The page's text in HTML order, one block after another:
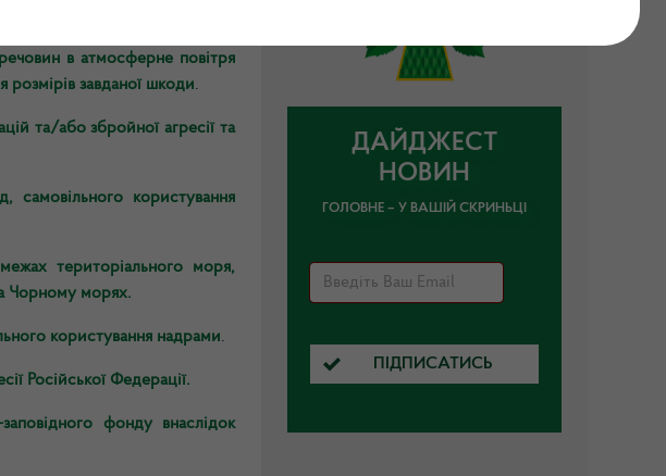
в атмосферне повітря
розмірів завданої шкоди.
та/або збройної агресії та
самовільного користування
територіального моря,
Чорному морях.
користування надрами.
Російської Федерації.
фонду внаслідок
ДАЙДЖЕСТ
НОВИН
ГОЛОВНЕ – У ВАШІЙ СКРИНЬЦІ
ПІДПИСАТИСЬ